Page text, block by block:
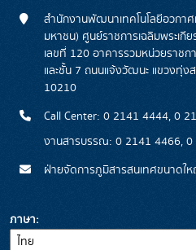
สำนักงานพัฒนาเทคโนโลยีอวกา
มหาชน) ศูนย์ราชการเฉลิมพระเ
เลขที่ 120 อาคารรวมหน่วยราช
และชั้น 7 ถนนแจ้งวัฒนะ แขวงทุ่ง
10210
Call Center: 0 2141 4444, 0
งานสารบรรณ: 0 2141 4466,
ฝ่ายจัดการภูมิสารสนเทศขนาดใ
ภาษา